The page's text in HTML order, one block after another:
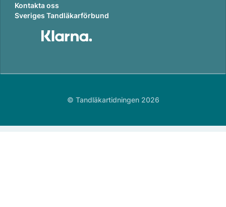
Kontakta oss
Sveriges Tandläkarförbund
© Tandläkartidningen 2026